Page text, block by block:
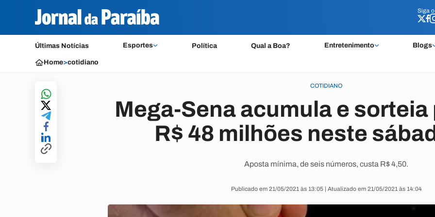
Siga o
Últimas Notícias Esportes Política Qual a Boa? Entretenimento Blogs
Siga o
Home>cotidiano
COTIDIANO
Mega-Sena acumula e sorteia
R$ 48 milhões neste
Aposta mínima, de seis números, custa R$ 4,50.
Publicado em 21/05/2021 às 13:05 | Atualizado em 21/05/2021 às 14:04